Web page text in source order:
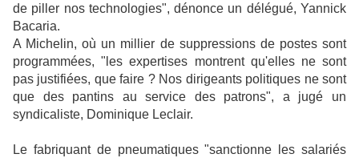
de piller nos technologies", dénonce un délégué, Yannick
Bacaria.
A Michelin, où un millier de suppressions de postes sont
programmées, "les expertises montrent qu'elles ne sont
pas justifiées, que faire ? Nos dirigeants politiques ne sont
que des pantins au service des patrons", a jugé un
syndicaliste, Dominique Leclair.
Le fabriquant de pneumatiques "sanctionne les salariés